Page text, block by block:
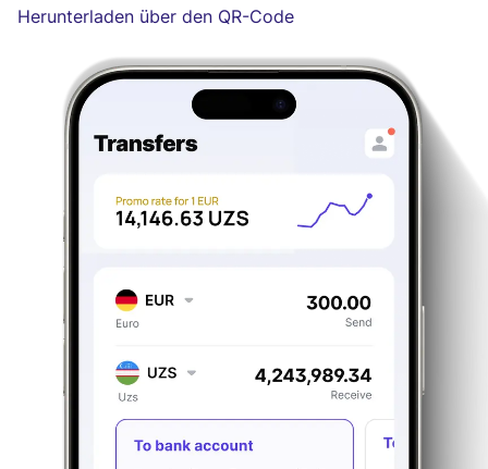
Herunterladen über den QR-Code